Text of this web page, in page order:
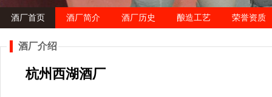
酒厂首页 酒厂简介 酒厂历史 酿造工艺 荣誉资质
酒厂介绍
杭州西湖酒厂